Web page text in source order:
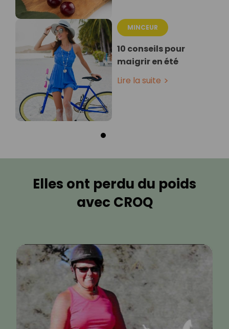
MINCEUR
10 conseils pour
maigrir en été
Lire la suite
Elles ont perdu du poids
avec CROQ